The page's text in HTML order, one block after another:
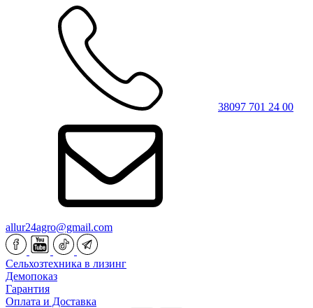
38097 701 24 00
allur24agro@gmail.com
Сельхозтехника в лизинг
Демопоказ
Гарантия
Оплата и Доставка